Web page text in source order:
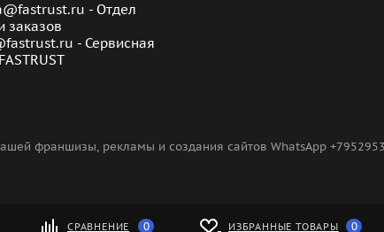
- Отдел
заказов
- Сервисная
франшизы, рекламы и создания сайтов WhatsApp
СРАВНЕНИЕ 0 ИЗБРАННЫЕ ТОВАРЫ 0